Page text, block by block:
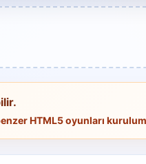
HTML5 oyunları